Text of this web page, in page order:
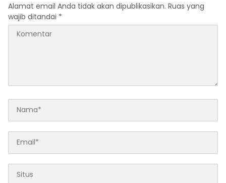
Alamat email Anda tidak akan dipublikasikan. Ruas yang
wajib ditandai *